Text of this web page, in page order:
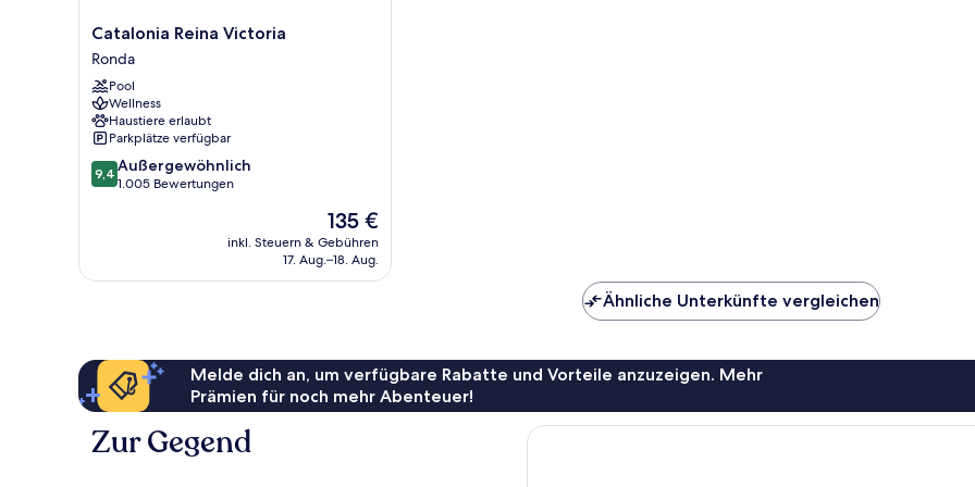
Catalonia
Reina
Victoria
Ronda
Catalonia Reina Victoria
Ronda
Pool
Wellness
Haustiere erlaubt
Parkplätze verfügbar
9.4
von
9,4 Außergewöhnlich
1.005 Bewertungen
Der
Preis
beträgt
135 €
inkl. Steuern & Gebühren
17. Aug.–18. Aug.
Ähnliche Unterkünfte vergleichen
Melde dich an, um verfügbare Rabatte und Vorteile anzuzeigen. Mehr
Prämien für noch mehr Abenteuer!
Zur Gegend